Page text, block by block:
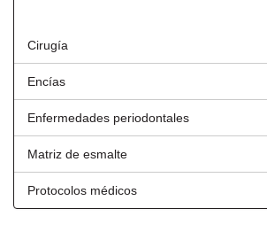
Cirugía
Encías
Enfermedades periodontales
Matriz de esmalte
Protocolos médicos